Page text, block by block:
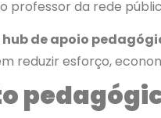
professor da rede
hub de apoio
reduzir esforço,